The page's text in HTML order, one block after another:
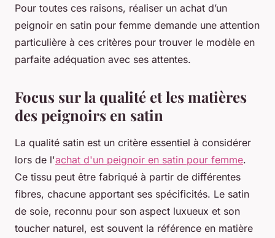
Pour toutes ces raisons, réaliser un achat d’un
peignoir en satin pour femme demande une attention
particulière à ces critères pour trouver le modèle en
parfaite adéquation avec ses attentes.
Focus sur la qualité et les matières
des peignoirs en satin
La qualité satin est un critère essentiel à considérer
lors de l'achat d'un peignoir en satin pour femme.
Ce tissu peut être fabriqué à partir de différentes
fibres, chacune apportant ses spécificités. Le satin
de soie, reconnu pour son aspect luxueux et son
toucher naturel, est souvent la référence en matière